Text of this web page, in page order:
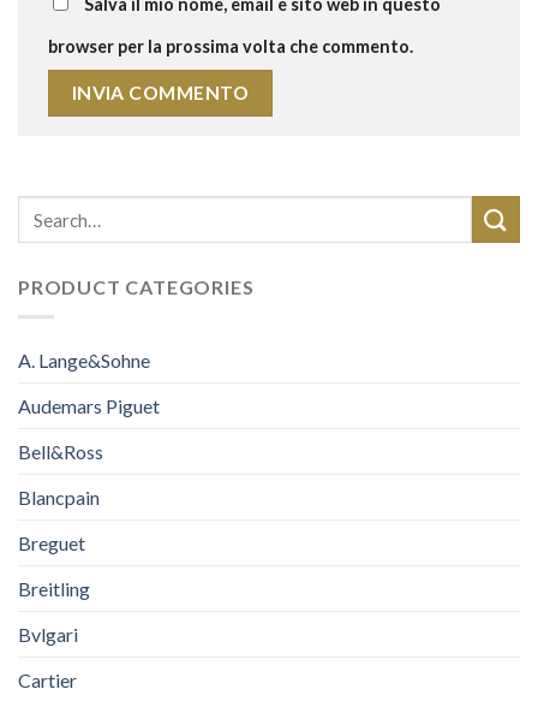
Salva il mio nome, email e sito web in questo
browser per la prossima volta che commento.
PRODUCT CATEGORIES
A. Lange&Sohne
Audemars Piguet
Bell&Ross
Blancpain
Breguet
Breitling
Bvlgari
Cartier